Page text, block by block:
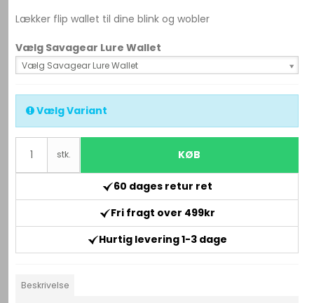
Lækker flip wallet til dine blink og wobler
Vælg Savagear Lure Wallet
Vælg Savagear Lure Wallet
Vælg Variant
stk. KØB
60 dages retur ret
Fri fragt over 499kr
Hurtig levering 1-3 dage
Beskrivelse